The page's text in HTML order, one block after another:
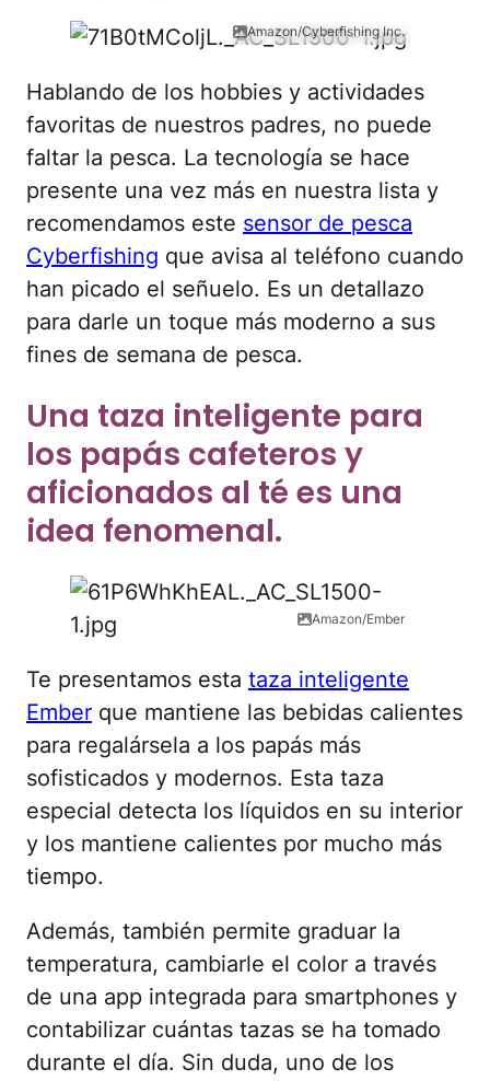
Amazon/Cyberfishing Inc.
Hablando de los hobbies y actividades
favoritas de nuestros padres, no puede
faltar la pesca. La tecnología se hace
presente una vez más en nuestra lista y
recomendamos este sensor de pesca
Cyberfishing que avisa al teléfono cuando
han picado el señuelo. Es un detallazo
para darle un toque más moderno a sus
fines de semana de pesca.
Una taza inteligente para
los papás cafeteros y
aficionados al té es una
idea fenomenal.
Amazon/Ember
Te presentamos esta taza inteligente
Ember que mantiene las bebidas calientes
para regalársela a los papás más
sofisticados y modernos. Esta taza
especial detecta los líquidos en su interior
y los mantiene calientes por mucho más
tiempo.
Además, también permite graduar la
temperatura, cambiarle el color a través
de una app integrada para smartphones y
contabilizar cuántas tazas se ha tomado
durante el día. Sin duda, uno de los